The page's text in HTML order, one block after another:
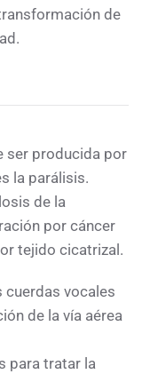
de
ser producida por
la parálisis.
de la
por cáncer
tejido cicatrizal.
cuerdas vocales
de la vía aérea
para tratar la